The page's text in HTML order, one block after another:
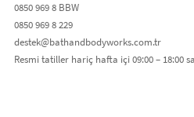
0850 969 8 BBW​
0850 969 8 229​​
destek@bathandbodyworks.com.tr
Resmi tatiller hariç hafta içi 09:00 – 18:00